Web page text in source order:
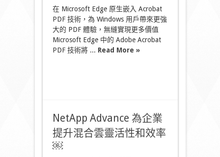
來
領
先
業
界
在 Microsoft Edge 原生嵌入 Acrobat
PDF 技術，為 Windows 用戶帶來更強
大的 PDF 體驗，無縫實現更多價值
Microsoft Edge 中的 Adobe Acrobat
PDF 技術將 ... Read More »
NetApp Advance 為企業
提升混合雲靈活性和效率
￼